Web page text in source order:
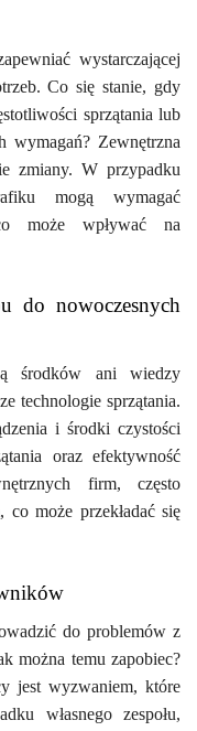
wystarczającej
Co się stanie, gdy
sprzątania lub
wymagań? Zewnętrzna
zmiany. W przypadku
mogą wymagać
może wpływać na
do nowoczesnych
środków ani wiedzy
technologie sprzątania.
i środki czystości
oraz efektywność
firm, często
co może przekładać się
do problemów z
można temu zapobiec?
jest wyzwaniem, które
własnego zespołu,